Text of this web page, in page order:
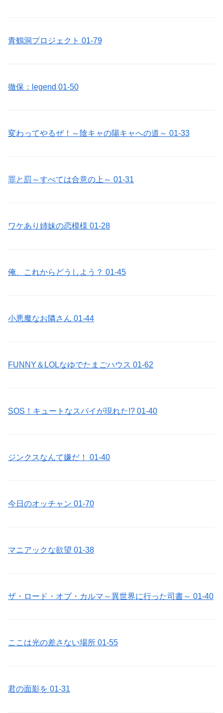
青鶴洞プロジェクト 01-79
徹保：legend 01-50
変わってやるぜ！～陰キャの陽キャへの道～ 01-33
罪と罰～すべては合意の上～ 01-31
ワケあり姉妹の恋模様 01-28
俺、これからどうしよう？ 01-45
小悪魔なお隣さん 01-44
FUNNY＆LOLなゆでたまごハウス 01-62
SOS！キュートなスパイが現れた!? 01-40
ジンクスなんて嫌だ！ 01-40
今日のオッチャン 01-70
マニアックな欲望 01-38
ザ・ロード・オブ・カルマ～異世界に行った司書～ 01-40
ここは光の差さない場所 01-55
君の面影を 01-31